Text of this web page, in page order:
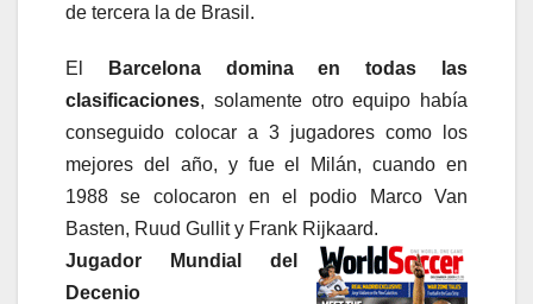
de tercera la de Brasil.
El
Barcelona domina en todas las
clasificaciones, solamente otro equipo había
conseguido colocar a 3 jugadores como los
mejores del año, y fue el Milán, cuando en
1988 se colocaron en el podio Marco Van
Basten, Ruud Gullit y Frank Rijkaard.
Jugador Mundial del
Decenio